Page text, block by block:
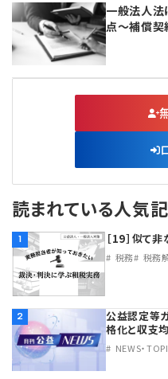
人気記事
法人運営
法人運営
評議員会・社員総会
評議員
登記関連
定款関連
定期提出書類
寄附
税務
インボイス
労務
給与計算
法改正-労務
法務
利益相反取引
個人情報
法改正-法務
経営
資産運用
IT
連載
連載
論壇
【連載】公益法人制度の
【連載】これからの時代の
無料記事
一般法人法
点〜補償契
読まれている人気
1 ［19］似て
税務 税務
2
公益認定等
格化と収支
NEWS・